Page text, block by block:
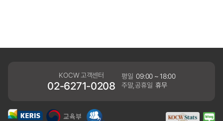
KOCW 고객센터
02-6271-0208
평일 09:00 ~ 18:00
주말,공휴일 휴무